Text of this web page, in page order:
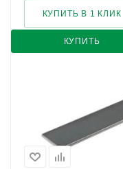
КУПИТЬ
КУПИТЬ В 1 КЛИК